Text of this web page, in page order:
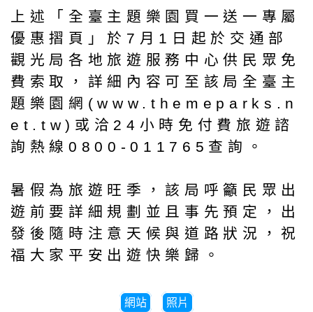
上述「全臺主題樂園買一送一專屬
優惠摺頁」於7月1日起於交通部
觀光局各地旅遊服務中心供民眾免
費索取，詳細內容可至該局全臺主
題樂園網(www.themeparks.n
et.tw)或洽24小時免付費旅遊諮
詢熱線0800-011765查詢。
暑假為旅遊旺季，該局呼籲民眾出
遊前要詳細規劃並且事先預定，出
發後隨時注意天候與道路狀況，祝
福大家平安出遊快樂歸。
網站 照片